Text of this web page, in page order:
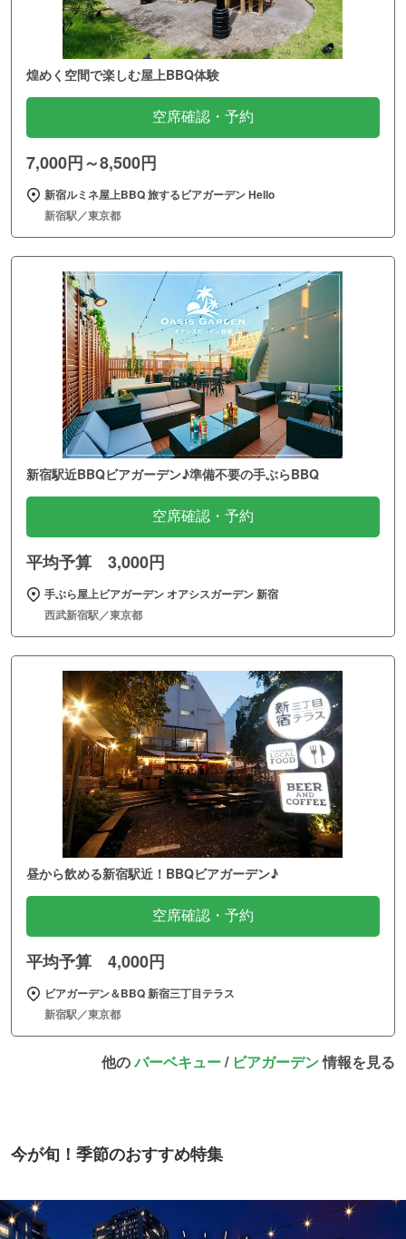
煌めく空間で楽しむ屋上BBQ体験
空席確認・予約
7,000円～8,500円
新宿ルミネ屋上BBQ 旅するビアガーデン Hello
新宿駅／東京都
新宿駅近BBQビアガーデン♪準備不要の手ぶらBBQ
空席確認・予約
平均予算 3,000円
手ぶら屋上ビアガーデン オアシスガーデン 新宿
西武新宿駅／東京都
昼から飲める新宿駅近！BBQビアガーデン♪
空席確認・予約
平均予算 4,000円
ビアガーデン＆BBQ 新宿三丁目テラス
新宿駅／東京都
他のバーベキュー/ ビアガーデン情報を見る
今が旬！季節のおすすめ特集